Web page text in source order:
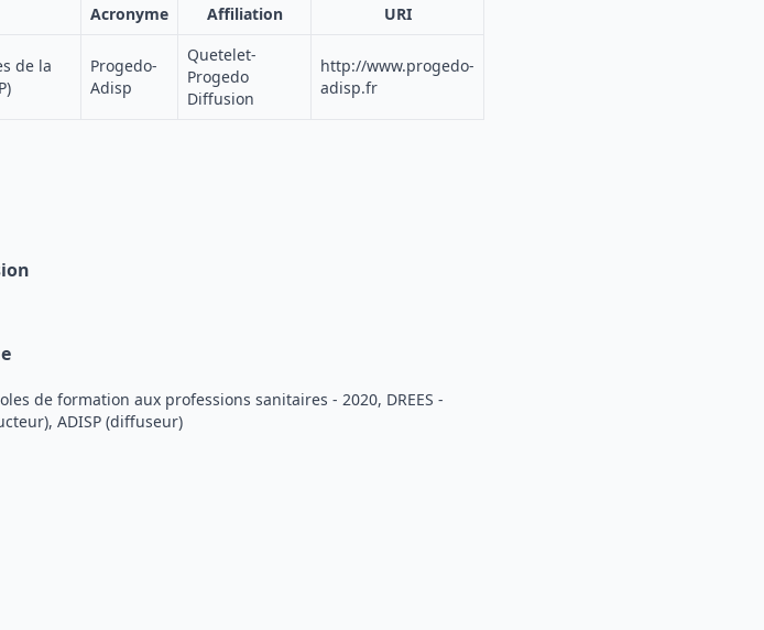
Acronyme Affiliation URI
de la
Progedo-
Adisp
Quetelet-
Progedo
Diffusion
http://www.progedo-
adisp.fr
de formation aux professions sanitaires - 2020, DREES -
ADISP (diffuseur)